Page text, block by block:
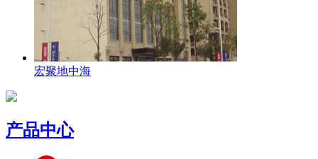
宏聚地中海
产品中心